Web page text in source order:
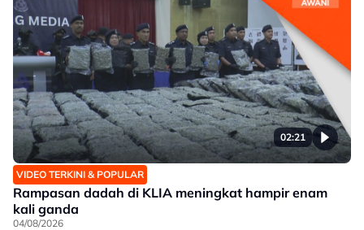
02:21
VIDEO TERKINI & POPULAR
Rampasan dadah di KLIA meningkat hampir enam
kali ganda
04/08/2026